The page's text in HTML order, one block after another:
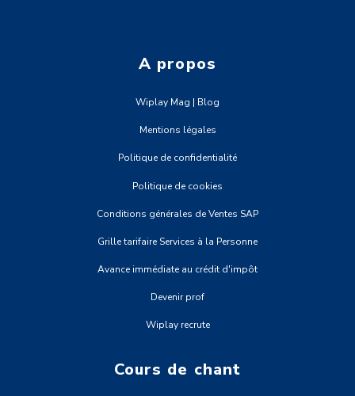
A propos
Wiplay Mag | Blog
Mentions légales
Politique de confidentialité
Politique de cookies
Conditions générales de Ventes SAP
Grille tarifaire Services à la Personne
Avance immédiate au crédit d'impôt
Devenir prof
Wiplay recrute
Cours de chant